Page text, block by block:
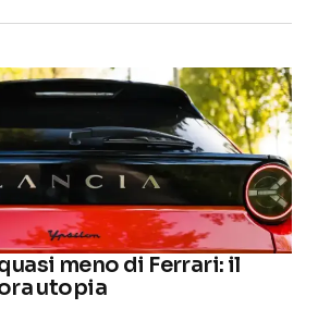
meno di Ferrari: il
utopia